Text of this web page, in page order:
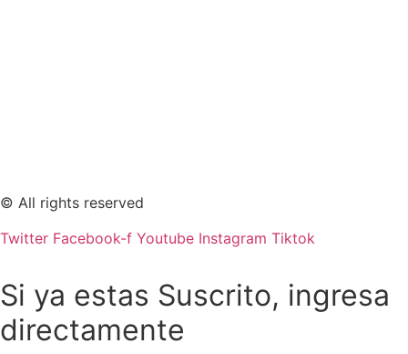
© All rights reserved
Twitter Facebook-f Youtube Instagram Tiktok
Si ya estas Suscrito, ingresa
directamente